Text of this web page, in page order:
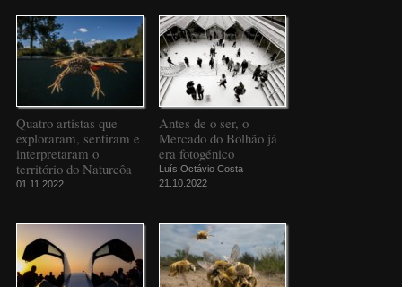
Quatro artistas que
exploraram, sentiram e
interpretaram o
território do Naturcôa
01.11.2022
Antes de o ser, o
Mercado do Bolhão já
era fotogénico
Luís Octávio Costa
21.10.2022